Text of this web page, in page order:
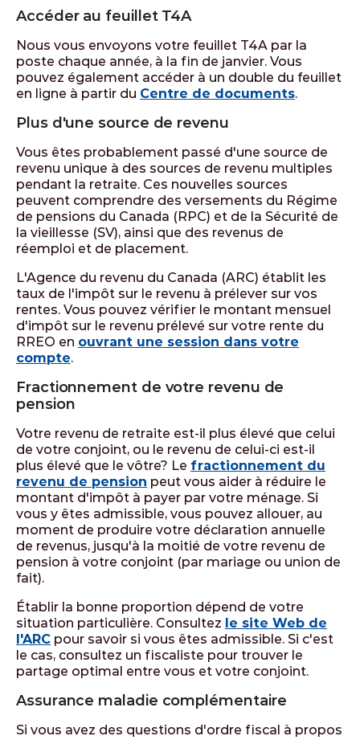
Accéder au feuillet T4A
Nous vous envoyons votre feuillet T4A par la
poste chaque année, à la fin de janvier. Vous
pouvez également accéder à un double du feuillet
en ligne à partir du Centre de documents.
Plus d'une source de revenu
Vous êtes probablement passé d'une source de
revenu unique à des sources de revenu multiples
pendant la retraite. Ces nouvelles sources
peuvent comprendre des versements du Régime
de pensions du Canada (RPC) et de la Sécurité de
la vieillesse (SV), ainsi que des revenus de
réemploi et de placement.
L'Agence du revenu du Canada (ARC) établit les
taux de l'impôt sur le revenu à prélever sur vos
rentes. Vous pouvez vérifier le montant mensuel
d'impôt sur le revenu prélevé sur votre rente du
RREO en ouvrant une session dans votre
compte.
Fractionnement de votre revenu de
pension
Votre revenu de retraite est-il plus élevé que celui
de votre conjoint, ou le revenu de celui-ci est-il
plus élevé que le vôtre? Le fractionnement du
revenu de pension peut vous aider à réduire le
montant d'impôt à payer par votre ménage. Si
vous y êtes admissible, vous pouvez allouer, au
moment de produire votre déclaration annuelle
de revenus, jusqu'à la moitié de votre revenu de
pension à votre conjoint (par mariage ou union de
fait).
Établir la bonne proportion dépend de votre
situation particulière. Consultez le site Web de
l'ARC pour savoir si vous êtes admissible. Si c'est
le cas, consultez un fiscaliste pour trouver le
partage optimal entre vous et votre conjoint.
Assurance maladie complémentaire
Si vous avez des questions d'ordre fiscal à propos